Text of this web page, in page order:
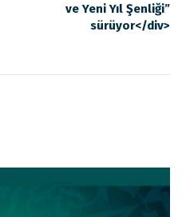
ve Yeni Yıl Şenliği”
sürüyor</div>